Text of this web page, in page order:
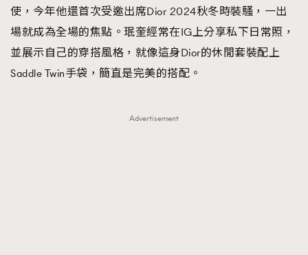
使，今年他還首次受邀出席Dior 2024秋冬時裝騷，一出
場就成為全場的焦點。珉奎經常在IG上分享私下日常照，
並展示自己的穿搭風格，就像這身Dior的休閒套裝配上
Saddle Twin手袋，簡直是完美的搭配。
Advertisement